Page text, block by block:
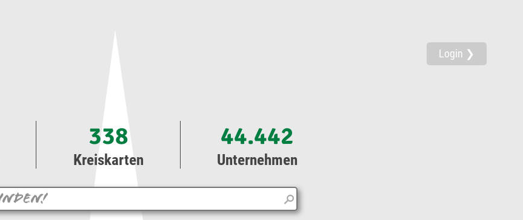
Login ❯
338
Kreiskarten
44.442
Unternehmen